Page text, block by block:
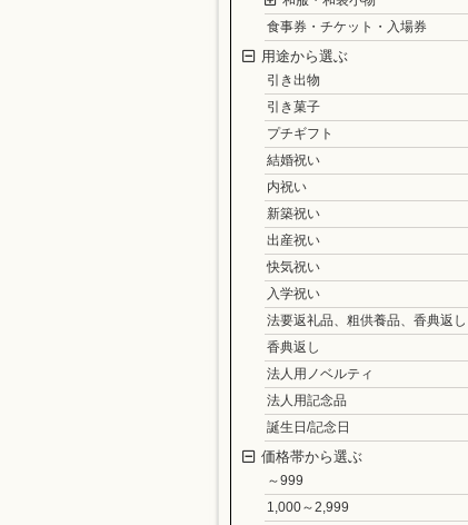
食事券・チケット・入場券
用途から選ぶ
引き出物
引き菓子
プチギフト
結婚祝い
内祝い
新築祝い
出産祝い
快気祝い
入学祝い
法要返礼品、粗供養品、香典返し
香典返し
法人用ノベルティ
法人用記念品
誕生日/記念日
価格帯から選ぶ
～999
1,000～2,999